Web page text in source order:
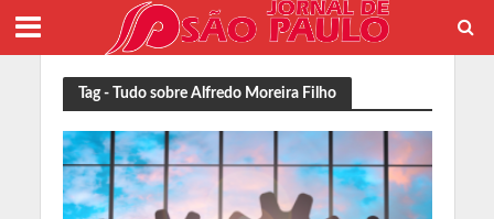
Tag - Tudo sobre Alfredo Moreira Filho